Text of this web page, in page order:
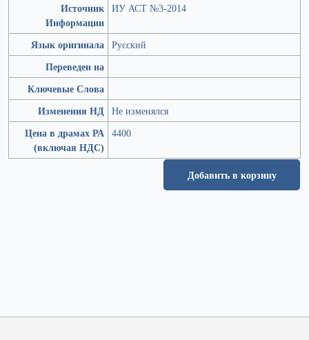
Источник
Информации
ИУ АСТ №3-2014
Язык оригинала Русский
Переведен на
Ключевые Слова
Изменения НД Не изменялся
Цена в драмах РА
(включая НДС)
4400
Добавить в корзину